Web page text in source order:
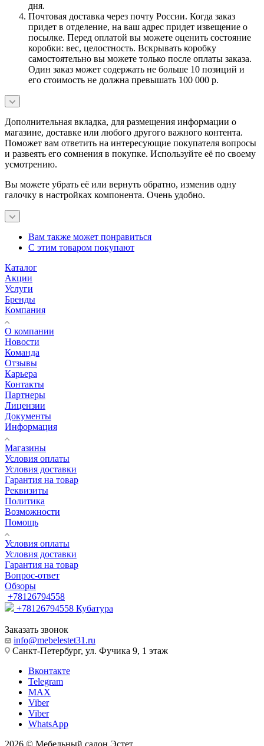
дня.
Почтовая доставка через почту России. Когда заказ
придет в отделение, на ваш адрес придет извещение о
посылке. Перед оплатой вы можете оценить состояние
коробки: вес, целостность. Вскрывать коробку
самостоятельно вы можете только после оплаты заказа.
Один заказ может содержать не больше 10 позиций и
его стоимость не должна превышать 100 000 р.
Дополнительная вкладка, для размещения информации о
магазине, доставке или любого другого важного контента.
Поможет вам ответить на интересующие покупателя вопросы
и развеять его сомнения в покупке. Используйте её по своему
усмотрению.
Вы можете убрать её или вернуть обратно, изменив одну
галочку в настройках компонента. Очень удобно.
Вам также может понравиться
С этим товаром покупают
Каталог
Акции
Услуги
Бренды
Компания
О компании
Новости
Команда
Отзывы
Карьера
Контакты
Партнеры
Лицензии
Документы
Информация
Магазины
Условия оплаты
Условия доставки
Гарантия на товар
Реквизиты
Политика
Возможности
Помощь
Условия оплаты
Условия доставки
Гарантия на товар
Вопрос-ответ
Обзоры
+78126794558
+78126794558 Кубатура
Заказать звонок
info@mebelestet31.ru
Санкт-Петербург, ул. Фучика 9, 1 этаж
Вконтакте
Telegram
MAX
Viber
Viber
WhatsApp
2026 © Мебельный салон Эстет